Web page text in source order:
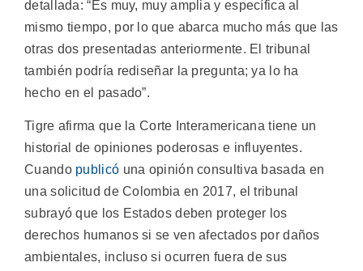
detallada: “Es muy, muy amplia y específica al
mismo tiempo, por lo que abarca mucho más que las
otras dos presentadas anteriormente. El tribunal
también podría rediseñar la pregunta; ya lo ha
hecho en el pasado”.
Tigre afirma que la Corte Interamericana tiene un
historial de opiniones poderosas e influyentes.
Cuando publicó una opinión consultiva basada en
una solicitud de Colombia en 2017, el tribunal
subrayó que los Estados deben proteger los
derechos humanos si se ven afectados por daños
ambientales, incluso si ocurren fuera de sus